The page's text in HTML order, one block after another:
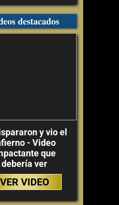
destacados
y vio el
- Video
que
debería ver
VER VIDEO